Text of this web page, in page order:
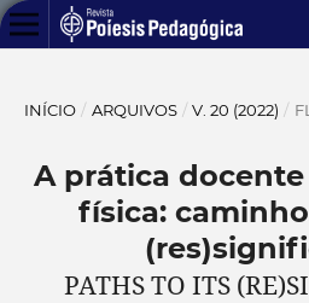
INÍCIO / ARQUIVOS / V. 20 (2022) /
A prática
física:
PATHS TO ITS